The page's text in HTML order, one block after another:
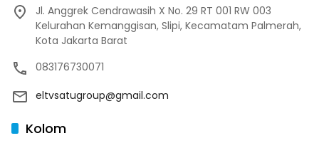
Jl. Anggrek Cendrawasih X No. 29 RT 001 RW 003
Kelurahan Kemanggisan, Slipi, Kecamatam Palmerah,
Kota Jakarta Barat
083176730071
eltvsatugroup@gmail.com
Kolom